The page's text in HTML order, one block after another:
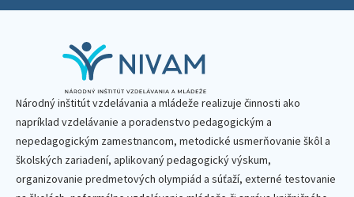
Národný inštitút vzdelávania a mládeže realizuje činnosti ako
napríklad vzdelávanie a poradenstvo pedagogickým a
nepedagogickým zamestnancom, metodické usmerňovanie škôl a
školských zariadení, aplikovaný pedagogický výskum,
organizovanie predmetových olympiád a súťaží, externé testovanie